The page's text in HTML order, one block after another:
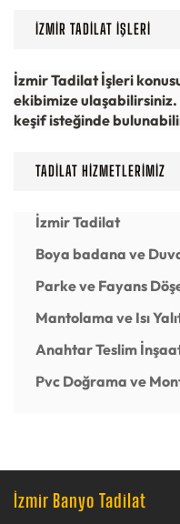
İZMIR TADILAT İŞLERI
İzmir Tadilat İşleri
ekibimize
keşif isteğinde
TADILAT HIZMETLERIMIZ
İzmir Tadilat
Boya badana ve
Parke ve Fayans
Mantolama ve Isı
Anahtar Teslim
Pvc Doğrama ve
İzmir Banyo Tadilat